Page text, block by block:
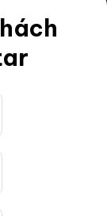
người tiêu